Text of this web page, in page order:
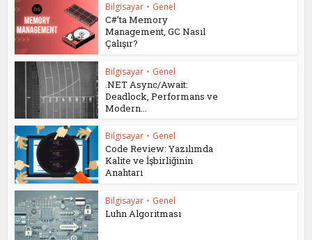
Bilgisayar • Genel
C#’ta Memory
Management, GC Nasıl
Çalışır?
Bilgisayar • Genel
.NET Async/Await:
Deadlock, Performans ve
Modern...
Bilgisayar • Genel
Code Review: Yazılımda
Kalite ve İşbirliğinin
Anahtarı
Bilgisayar • Genel
Luhn Algoritması